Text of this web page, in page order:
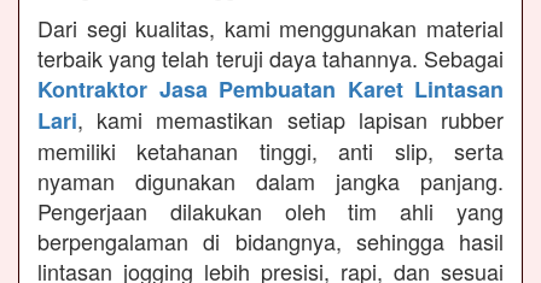
Dari segi kualitas, kami menggunakan material
terbaik yang telah teruji daya tahannya. Sebagai
Kontraktor Jasa Pembuatan Karet Lintasan
Lari, kami memastikan setiap lapisan rubber
memiliki ketahanan tinggi, anti slip, serta
nyaman digunakan dalam jangka panjang.
Pengerjaan dilakukan oleh tim ahli yang
berpengalaman di bidangnya, sehingga hasil
lintasan jogging lebih presisi, rapi, dan sesuai